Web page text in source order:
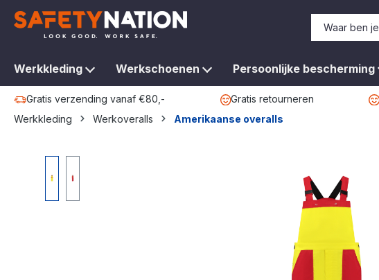
Ga naar de hoofdnavigatie
Werkkleding Werkschoenen Persoonlijke bescherming
Gratis verzending vanaf €80,- Gratis retourneren
Werkkleding
Werkoveralls Amerikaanse overalls